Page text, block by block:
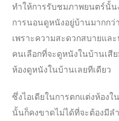
ทำให้การรับชมภาพยนตร์นั้น
การนอนดูหนังอยู่บ้านมากกว่
เพราะความสะดวกสบายแล
คนเลือกที่จะดูหนังในบ้านเสี
ห้องดูหนังในบ้านเลยทีเดียว
ซึ่งไอเดียในการตกแต่งห้อง
นั้นก็คงขาดไม่ได้ที่จะต้องมีลำ